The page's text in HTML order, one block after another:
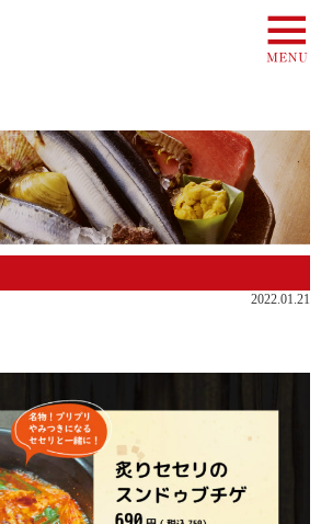
2022.01.21